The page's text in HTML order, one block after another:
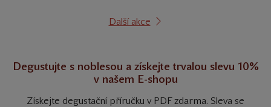
Další akce
Degustujte s noblesou a získejte trvalou slevu 10%
v našem E-shopu
Získejte degustační příručku v PDF zdarma. Sleva se